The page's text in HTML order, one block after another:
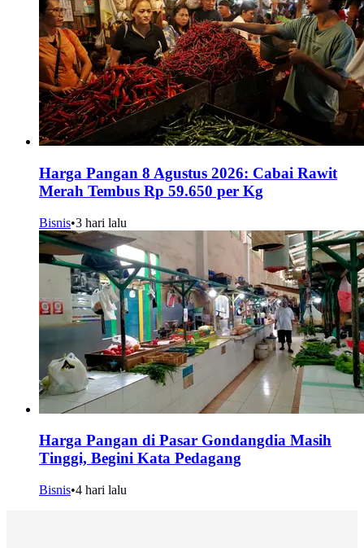
Harga Pangan 8 Agustus 2026: Cabai Rawit
Merah Tembus Rp 59.650 per Kg
Bisnis•3 hari lalu
Harga Pangan di Pasar Gondangdia Masih
Tinggi, Begini Kata Pedagang
Bisnis•4 hari lalu